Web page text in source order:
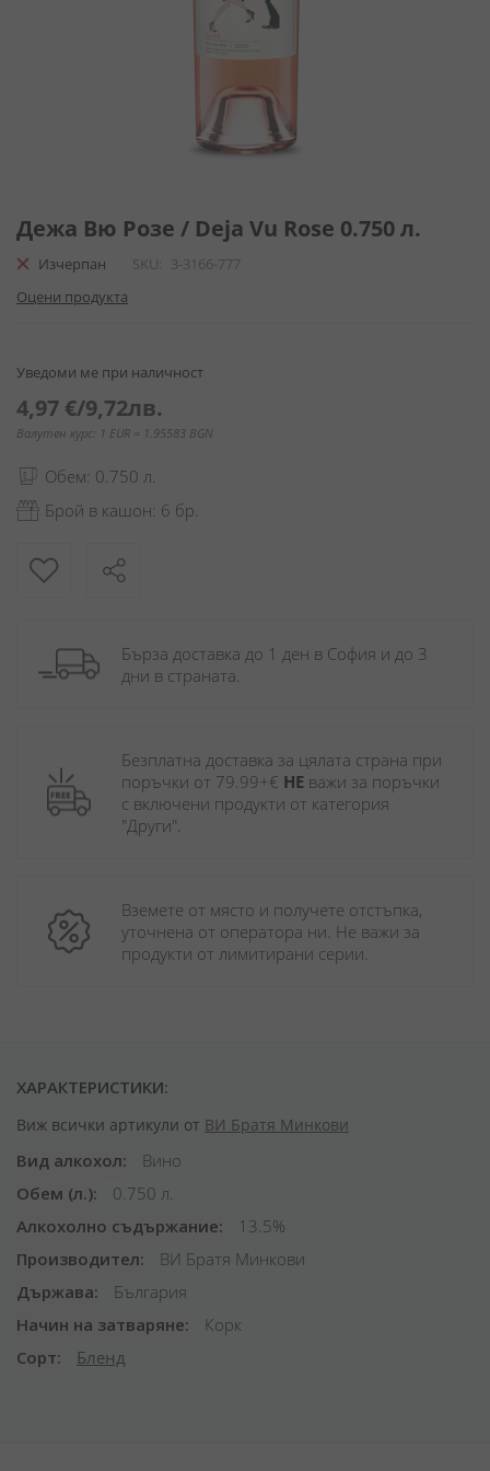
към
началото
на
галерия
със
Дежа Вю Розе / Deja Vu Rose 0.750 л.
Изчерпан SKU
3-3166-777
Оцени продукта
Уведоми ме при наличност
4,97 €/9,72лв.
Валутен курс: 1 EUR = 1.95583 BGN
Обем: 0.750 л.
Брой в кашон: 6 бр.
Бърза доставка до 1 ден в София и до 3
дни в страната.
Безплатна доставка за цялата страна при
поръчки от 79.99+€ НЕ важи за поръчки
с включени продукти от категория
"Други".
Вземете от място и получете отстъпка,
уточнена от оператора ни. Не важи за
продукти от лимитирани серии.
ХАРАКТЕРИСТИКИ:
Виж всички артикули от ВИ Братя Минкови
Вид алкохол
Вино
Обем (л.)
0.750 л.
Алкохолно съдържание
13.5%
Производител
ВИ Братя Минкови
Държава
България
Начин на затваряне
Корк
Сорт
Бленд